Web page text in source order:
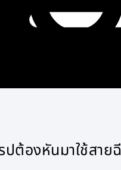
ปต้องหันมาใช้สาย